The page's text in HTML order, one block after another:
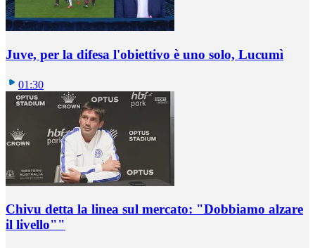
Juve, per la difesa l'obiettivo è uno solo, Lucumì
01:30
Chivu detta la linea sul mercato: "Dobbiamo alzare
il livello""